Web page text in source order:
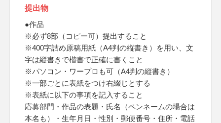
提出物
●作品
※必ず8部（コピー可）提出すること
※400字詰め原稿用紙（A4判の縦書き）を用い、文
字は縦書きで楷書で正確に書くこと
※パソコン・ワープロも可（A4判の縦書き）
※一部ごとに表紙をつけ右綴じとする
※表紙に以下の事項を記入すること
応募部門・作品の表題・氏名（ペンネームの場合は
本名も）・生年月日・性別・郵便番号・住所・電話